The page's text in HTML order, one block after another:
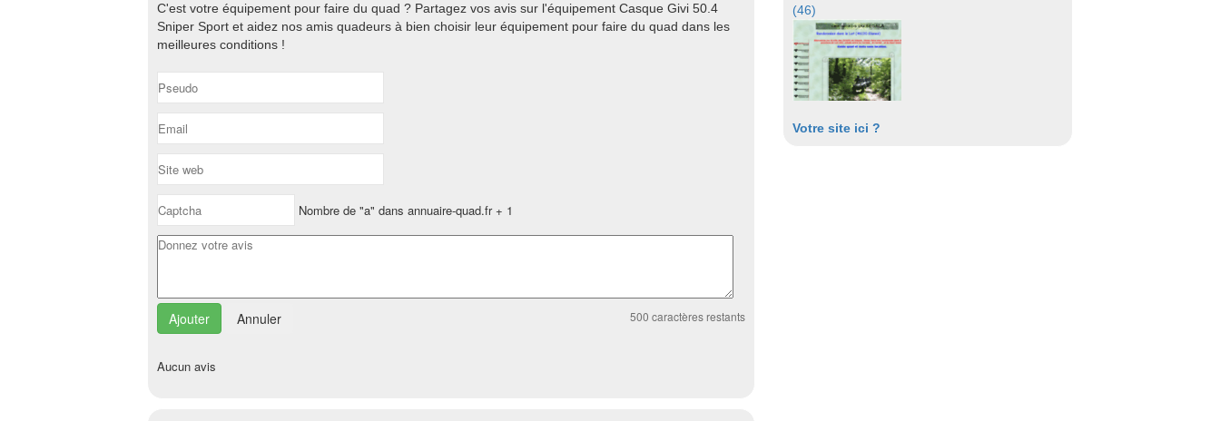
C'est votre équipement pour faire du quad ? Partagez vos avis sur l'équipement Casque Givi 50.4
Sniper Sport et aidez nos amis quadeurs à bien choisir leur équipement pour faire du quad dans les
meilleures conditions !
Nombre de "a" dans annuaire-quad.fr + 1
Annuler 500 caractères restants
Aucun avis
(46)
Votre site ici ?